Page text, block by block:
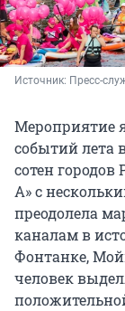
Источник: Пресс-
Мероприятие
событий лета
сотен городов
А» с
преодолела
каналам в
Фонтанке,
человек